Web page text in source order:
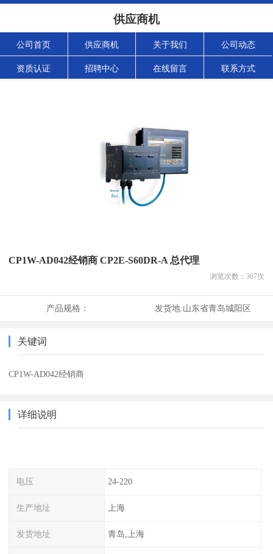
供应商机
公司首页 供应商机 关于我们 公司动态
资质认证 招聘中心 在线留言 联系方式
CP1W-AD042经销商 CP2E-S60DR-A 总代理
浏览次数： 367次
产品规格： 发货地:山东省青岛城阳区
关键词
CP1W-AD042经销商
详细说明
电压 24-220
生产地址 上海
发货地址 青岛,上海